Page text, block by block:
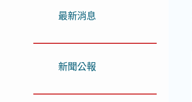
最新消息
新聞公報